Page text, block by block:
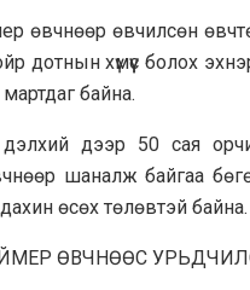
өвчнөөр өвчилсөн
дотнын хүмүүс болох
байна.
дээр 50 сая
шаналж байгаа
өсөх төлөвтэй байна.
ӨВЧНӨӨС